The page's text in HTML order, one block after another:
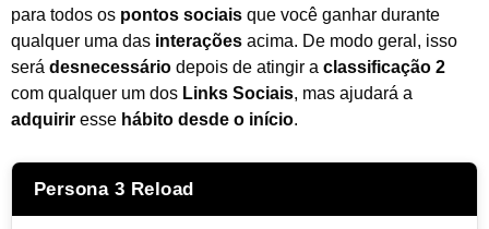
para todos os pontos sociais que você ganhar durante
qualquer uma das interações acima. De modo geral, isso
será desnecessário depois de atingir a classificação 2
com qualquer um dos Links Sociais, mas ajudará a
adquirir esse hábito desde o início.
Persona 3 Reload